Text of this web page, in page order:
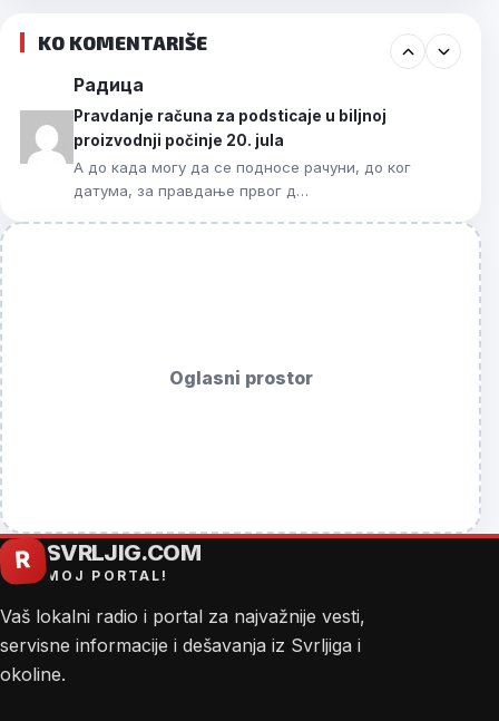
KO KOMENTARIŠE
Радица
Pravdanje računa za podsticaje u biljnoj
proizvodnji počinje 20. jula
А до када могу да се подносе рачуни, до ког
датума, за правдање првог д…
Oglasni prostor
R SVRLJIG.COM
MOJ PORTAL!
Vaš lokalni radio i portal za najvažnije vesti,
servisne informacije i dešavanja iz Svrljiga i
okoline.